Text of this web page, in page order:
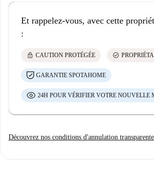
Et rappelez-vous, avec cette
:
lock CAUTION PROTÉGÉE check_circle
GARANTIE SPOTAHOME
24H POUR VÉRIFIER VOTRE NOUVELLE
Découvrez nos conditions d'annulation